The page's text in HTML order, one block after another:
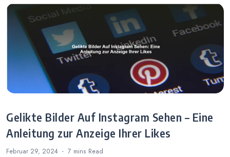
Gelikte Bilder Auf Instagram Sehen – Eine
Anleitung zur Anzeige Ihrer Likes
Februar 29, 2024 7 mins Read